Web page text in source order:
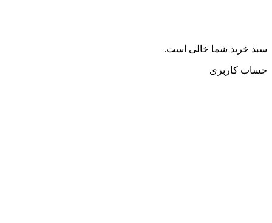
سبد خرید شما خالی است.
حساب کاربری